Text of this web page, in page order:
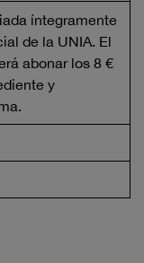
íntegramente
de la UNIA. El
abonar los 8 €
y